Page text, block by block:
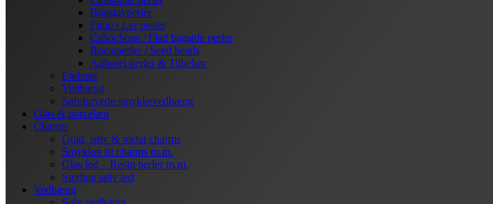
Bogstavperler
Fimo / Ler perler
Cabochons / Flad bagside perler
Rocaiperler / Seed beads
Anboret perler & Tilbehør
Enderør
Vedhæng
Sølvfarvede smykkevedhæng
Glas & porcelæn
Charms
Guld, sølv & metal charms
Smykker til charms m.m.
Glas led – Resin perler m.m.
Sterling sølv led
Vedhæng